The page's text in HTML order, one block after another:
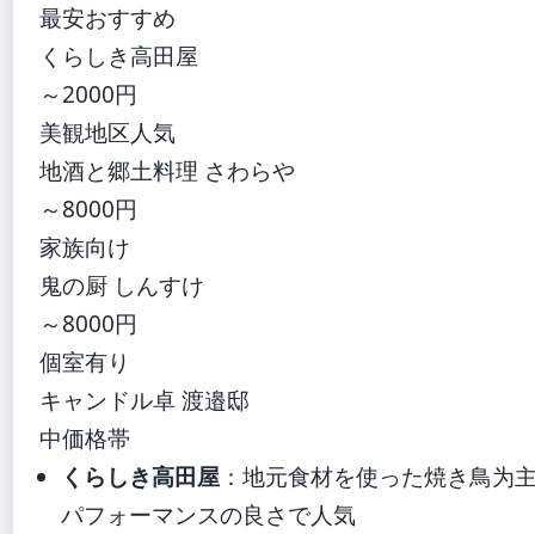
最安おすすめ
くらしき高田屋
～2000円
美観地区人気
地酒と郷土料理 さわらや
～8000円
家族向け
鬼の厨 しんすけ
～8000円
個室有り
キャンドル卓 渡邉邸
中価格帯
くらしき高田屋 ：地元食材を使った焼き鳥为
パフォーマンスの良さで人気